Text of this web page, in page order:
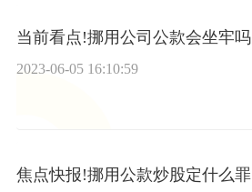
当前看点!挪用公司公款会坐牢吗
2023-06-05 16:10:59
焦点快报!挪用公款炒股定什么罪